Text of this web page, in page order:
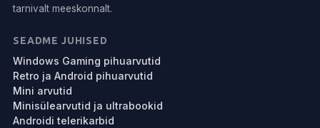
tarnivalt meeskonnalt.
SEADME JUHISED
Windows Gaming pihuarvutid
Retro ja Android pihuarvutid
Mini arvutid
Minisülearvutid ja ultrabookid
Androidi telerikarbid